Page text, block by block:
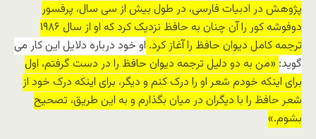
پژوهش در ادبیات فارسی، در طول بیش از سی سال، پرفسور
دوفوشه کور را آن چنان به حافظ نزدیک کرد که او از سال ۱۹۸۶
ترجمه کامل دیوان حافظ را آغاز کرد. او خود درباره دلایل این کار می
گوید: «من به دو دلیل ترجمه دیوان حافظ را در دست گرفتم، اول
برای اینکه خودم شعر او را درک کنم و دیگر، برای اینکه درک خود از
شعر حافظ را با دیگران در میان بگذارم و به این طریق، تصحیح
بشوم.»